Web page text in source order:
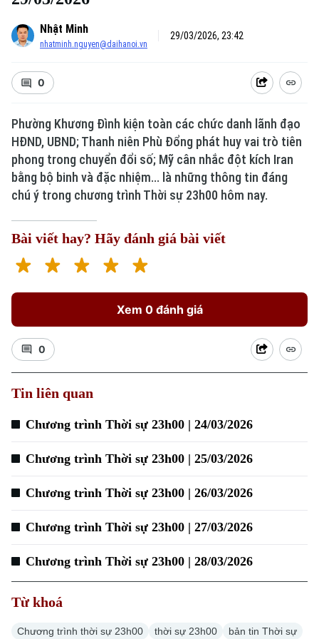
Xu hướng
Chuyên mục
Thời sự
Chính trị
Hà Nội
Nhịp sống Hà Nội
Nhật Minh
nhatminh.nguyen@daihanoi.vn
29/03/2026, 23:42
0
Phường Khương Đình kiện toàn các chức danh lãnh đạo
HĐND, UBND; Thanh niên Phù Đổng phát huy vai trò tiên
phong trong chuyển đổi số; Mỹ cân nhắc đột kích Iran
bằng bộ binh và đặc nhiệm... là những thông tin đáng
chú ý trong chương trình Thời sự 23h00 hôm nay.
Bài viết hay? Hãy đánh giá bài viết
Xem 0 đánh giá
0
Tin liên quan
Chương trình Thời sự 23h00 | 24/03/2026
Chương trình Thời sự 23h00 | 25/03/2026
Chương trình Thời sự 23h00 | 26/03/2026
Chương trình Thời sự 23h00 | 27/03/2026
Chương trình Thời sự 23h00 | 28/03/2026
Từ khoá
Chương trình thời sự 23h00 thời sự 23h00
bản tin Thời sự